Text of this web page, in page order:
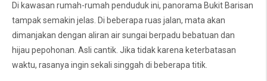
Di kawasan rumah-rumah penduduk ini, panorama Bukit Barisan
tampak semakin jelas. Di beberapa ruas jalan, mata akan
dimanjakan dengan aliran air sungai berpadu bebatuan dan
hijau pepohonan. Asli cantik. Jika tidak karena keterbatasan
waktu, rasanya ingin sekali singgah di beberapa titik.